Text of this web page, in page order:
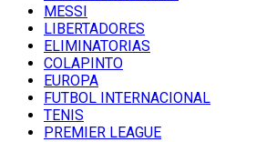
MESSI
LIBERTADORES
ELIMINATORIAS
COLAPINTO
EUROPA
FUTBOL INTERNACIONAL
TENIS
PREMIER LEAGUE